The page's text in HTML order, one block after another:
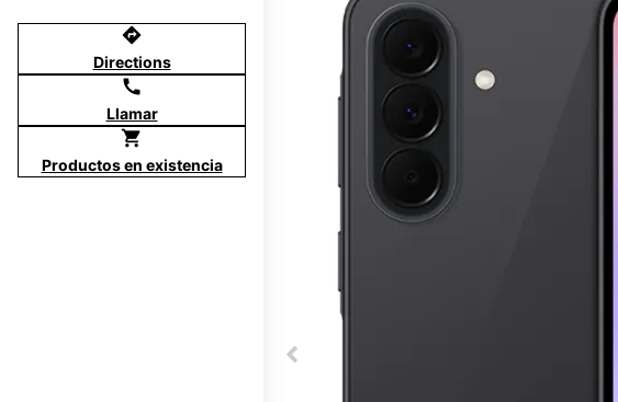
directions
Directions
call
Llamar
shopping_cart
Productos en existencia